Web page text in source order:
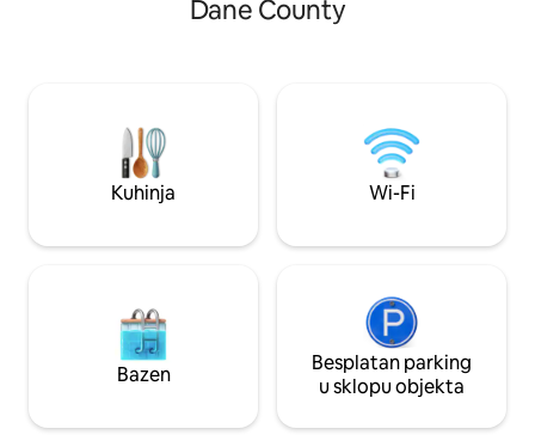
Zakoračite ispod luka i uđite u spavaću
najbolje: velika tuš-kabina za dvije osobe
s odvojenim komandama, mlaznicama
za tuširanje cijelog tijela i ručno
motivom „A Coign of Vantage”
možete uživati u velikoj masažnoj kadi za
dvoje, lijeku doktora Kestera za sve što
vas muči. Nalazi se na prvom katu.
Udoban dnevni
podovi Boutique
Savršeno za
šarm i osjećaj da
Dane County
Kuhinja Wi-Fi
Bazen
Besplatan parking
u sklopu objekta